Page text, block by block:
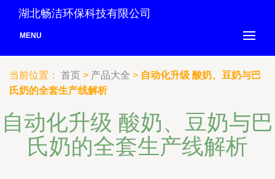
湖北畅洁环保科技有限公司
MENU
当前位置： 首页 > 产品大全 > 自动化升级 酸奶、豆奶与巴
氏奶的全套生产线解析
自动化升级 酸奶、豆奶与巴
氏奶的全套生产线解析